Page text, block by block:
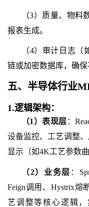
（3）质量、物料
报表生成。
（4）审计日志
链或加密数据库，确保
五、 半导体行业
1.逻辑架构：
（1 ）表现层 ：
设备监控、工艺调整
显示（如4K工艺参数曲
（2） 业务层 ：
Feign调用、Hystrix熔
艺调整等核心逻辑